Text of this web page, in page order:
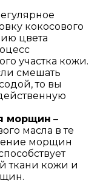
кокосового
цвета
участка кожи.
смешать
то вы
морщин –
масла в те
морщин
ткани кожи и